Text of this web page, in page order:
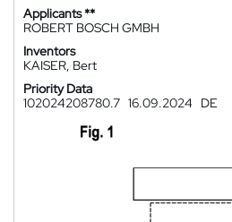
Applicants **
ROBERT BOSCH GMBH
Inventors
KAISER, Bert
Priority Data
102024208780.7 16.09.2024 DE